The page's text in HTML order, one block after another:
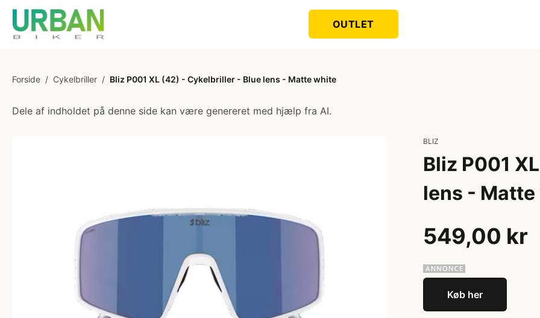
OUTLET
Forside / Cykelbriller / Bliz P001 XL (42) - Cykelbriller - Blue lens - Matte white
Dele af indholdet på denne side kan være genereret med hjælp fra AI.
BLIZ
Bliz P001
lens -
549,00 kr
Køb her